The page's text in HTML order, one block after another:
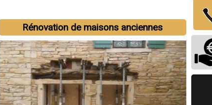
Rénovation de maisons anciennes